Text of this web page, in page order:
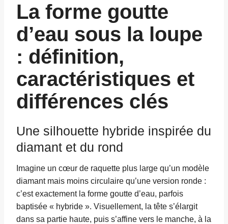
La forme goutte
d’eau sous la loupe
: définition,
caractéristiques et
différences clés
Une silhouette hybride inspirée du
diamant et du rond
Imagine un cœur de raquette plus large qu’un modèle
diamant mais moins circulaire qu’une version ronde :
c’est exactement la forme goutte d’eau, parfois
baptisée « hybride ». Visuellement, la tête s’élargit
dans sa partie haute, puis s’affine vers le manche, à la